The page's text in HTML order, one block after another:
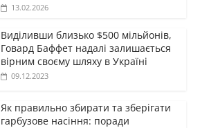
13.02.2026
Виділивши близько $500 мільйонів,
Говард Баффет надалі залишається
вірним своєму шляху в Україні
09.12.2023
Як правильно збирати та зберігати
гарбузове насіння: поради